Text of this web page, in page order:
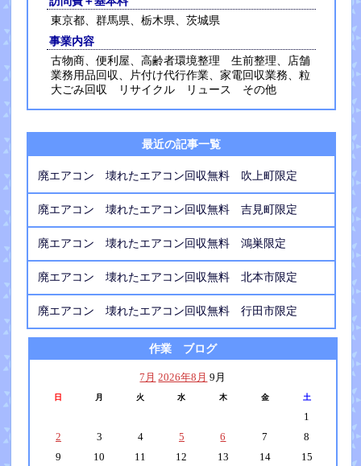
東京都、群馬県、栃木県、茨城県
事業内容
古物商、便利屋、高齢者環境整理 生前整理、店舗
業務用品回収、片付け代行作業、家電回収業務、粒
大ごみ回収 リサイクル リュース その他
最近の記事一覧
廃エアコン 壊れたエアコン回収無料 吹上町限定
廃エアコン 壊れたエアコン回収無料 吉見町限定
廃エアコン 壊れたエアコン回収無料 鴻巣限定
廃エアコン 壊れたエアコン回収無料 北本市限定
廃エアコン 壊れたエアコン回収無料 行田市限定
作業 ブログ
7月 2026年8月 9月
日 月 火 水 木 金 土
1
2
3 4 5 6 7
8
9
10 11 12 13 14
15